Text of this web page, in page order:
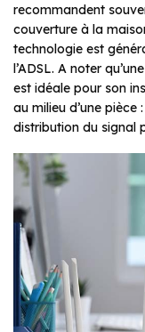
recommandent
couverture à la
technologie est
l’ADSL. A noter
est idéale pour son
au milieu d’une pièce
distribution du signal